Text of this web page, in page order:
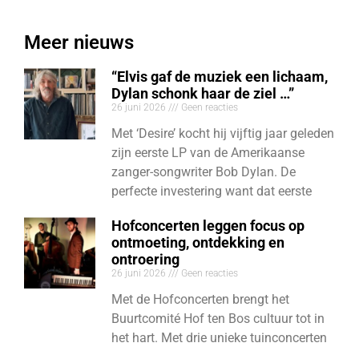
Meer nieuws
“Elvis gaf de muziek een lichaam,
Dylan schonk haar de ziel …”
26 juni 2026 Geen reacties
Met ‘Desire’ kocht hij vijftig jaar geleden
zijn eerste LP van de Amerikaanse
zanger-songwriter Bob Dylan. De
perfecte investering want dat eerste
Hofconcerten leggen focus op
ontmoeting, ontdekking en
ontroering
26 juni 2026 Geen reacties
Met de Hofconcerten brengt het
Buurtcomité Hof ten Bos cultuur tot in
het hart. Met drie unieke tuinconcerten